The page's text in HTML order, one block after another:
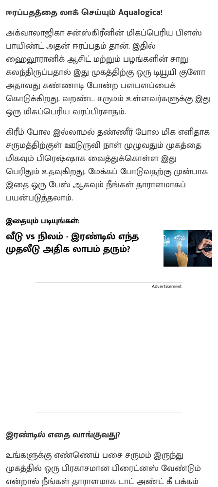
ஈரப்பதத்தை லாக் செய்யும் Aqualogica!
அக்வாலாஜிகா சன்ஸ்கிரீனின் மிகப்பெரிய பிளஸ்
பாயிண்ட் அதன் ஈரப்பதம் தான். இதில்
ஹைலூரானிக் ஆசிட் மற்றும் பழங்களின் சாறு
கலந்திருப்பதால் இது முகத்திற்கு ஒரு டியூயி குளோ
அதாவது கண்ணாடி போன்ற பளபளப்பைக்
கொடுக்கிறது. வறண்ட சருமம் உள்ளவர்களுக்கு இது
ஒரு மிகப்பெரிய வரப்பிரசாதம்.
கிரீம் போல இல்லாமல் தண்ணீர் போல மிக எளிதாக
சருமத்திற்குள் ஊடுருவி நாள் முழுவதும் முகத்தை
மிகவும் பிரெஷ்ஷாக வைத்துக்கொள்ள இது
பெரிதும் உதவுகிறது. மேக்கப் போடுவதற்கு முன்பாக
இதை ஒரு பேஸ் ஆகவும் நீங்கள் தாராளமாகப்
பயன்படுத்தலாம்.
இதையும் படியுங்கள்:
வீடு vs நிலம் - இரண்டில் எந்த
முதலீடு அதிக லாபம் தரும்?
Advertisement
இரண்டில் எதை வாங்குவது?
உங்களுக்கு எண்ணெய் பசை சருமம் இருந்து
முகத்தில் ஒரு பிரகாசமான பிரைட்னஸ் வேண்டும்
என்றால் நீங்கள் தாராளமாக டாட் அண்ட் கீ பக்கம்